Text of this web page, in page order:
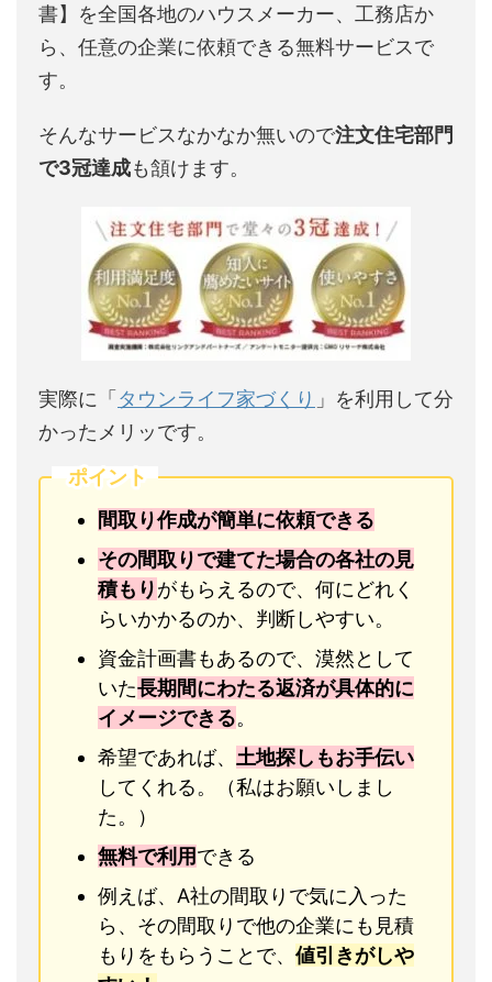
書】を全国各地のハウスメーカー、工務店か
ら、任意の企業に依頼できる無料サービスで
す。
そんなサービスなかなか無いので注文住宅部門
で3冠達成も頷けます。
実際に「 タウンライフ家づくり 」を利用して分
かったメリッです。
ポイント
間取り作成が簡単に依頼できる
その間取りで建てた場合の各社の見
積もりがもらえるので、何にどれく
らいかかるのか、判断しやすい。
資金計画書もあるので、漠然として
いた長期間にわたる返済が具体的に
イメージできる。
希望であれば、 土地探しもお手伝い
してくれる。（私はお願いしまし
た。）
無料で利用できる
例えば、A社の間取りで気に入った
ら、その間取りで他の企業にも見積
もりをもらうことで、 値引きがしや